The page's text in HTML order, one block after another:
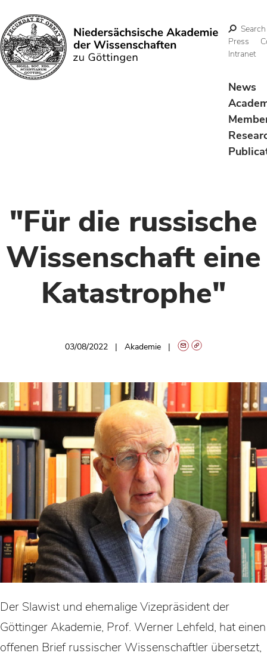
Search
Search
Press
Intranet
News
"Für die russische
Wissenschaft eine
Katastrophe"
03/08/2022 Akademie
Der Slawist und ehemalige Vizepräsident der
Göttinger Akademie, Prof. Werner Lehfeld, hat einen
offenen Brief russischer Wissenschaftler übersetzt,